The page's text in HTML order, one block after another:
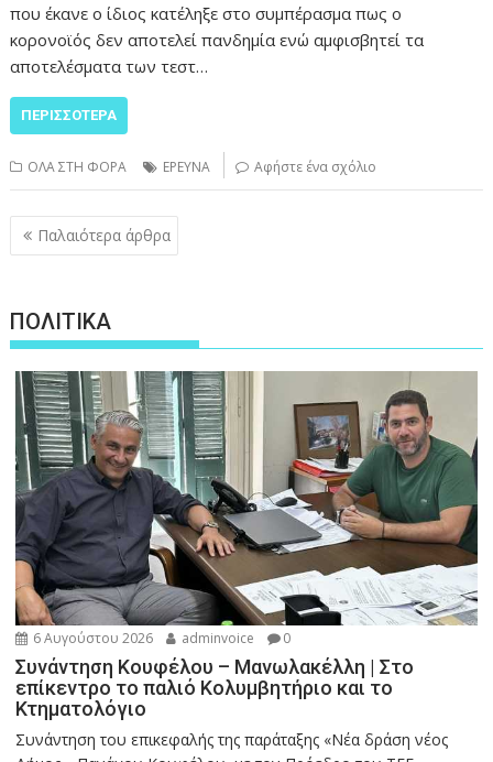
που έκανε ο ίδιος κατέληξε στο συμπέρασμα πως ο
κορονοϊός δεν αποτελεί πανδημία ενώ αμφισβητεί τα
αποτελέσματα των τεστ…
ΠΕΡΙΣΣΌΤΕΡΑ
ΟΛΑ ΣΤΗ ΦΟΡΑ ΕΡΕΥΝΑ Αφήστε ένα σχόλιο
Πλοήγηση
άρθρων
Παλαιότερα άρθρα
ΠΟΛΙΤΙΚΑ
6 Αυγούστου 2026 adminvoice 0
Συνάντηση Κουφέλου – Μανωλακέλλη | Στο
επίκεντρο το παλιό Κολυμβητήριο και το
Κτηματολόγιο
Συνάντηση του επικεφαλής της παράταξης «Νέα δράση νέος